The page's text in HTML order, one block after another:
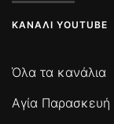
ΚΑΝΆΛΙ YOUTUBE
Όλα τα κανάλια
Αγία Παρασκευή